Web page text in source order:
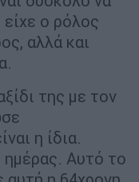
ο ρόλος
αλλά και
της με τον
η ίδια.
ημέρας. Αυτό το